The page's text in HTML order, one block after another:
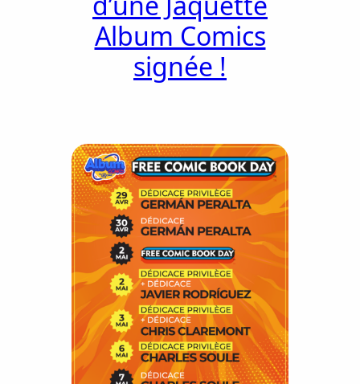
Album Comics
signée !